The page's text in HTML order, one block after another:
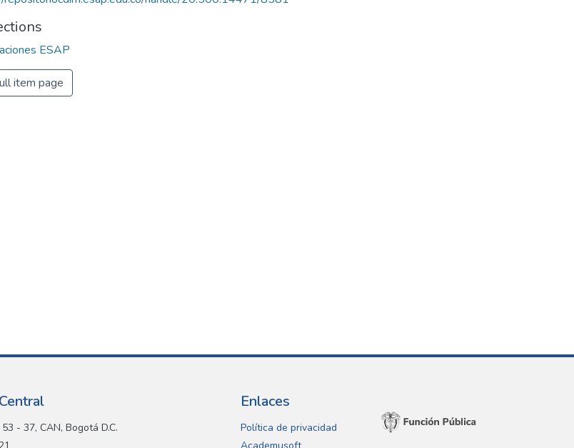
ESAP
item page
- 37, CAN, Bogotá D.C.
Enlaces
Política de privacidad